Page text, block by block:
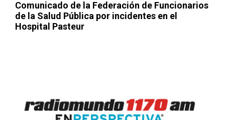
Comunicado de la Federación de Funcionarios
de la Salud Pública por incidentes en el
Hospital Pasteur